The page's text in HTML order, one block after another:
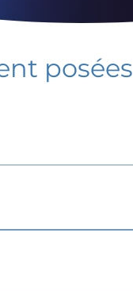
posées